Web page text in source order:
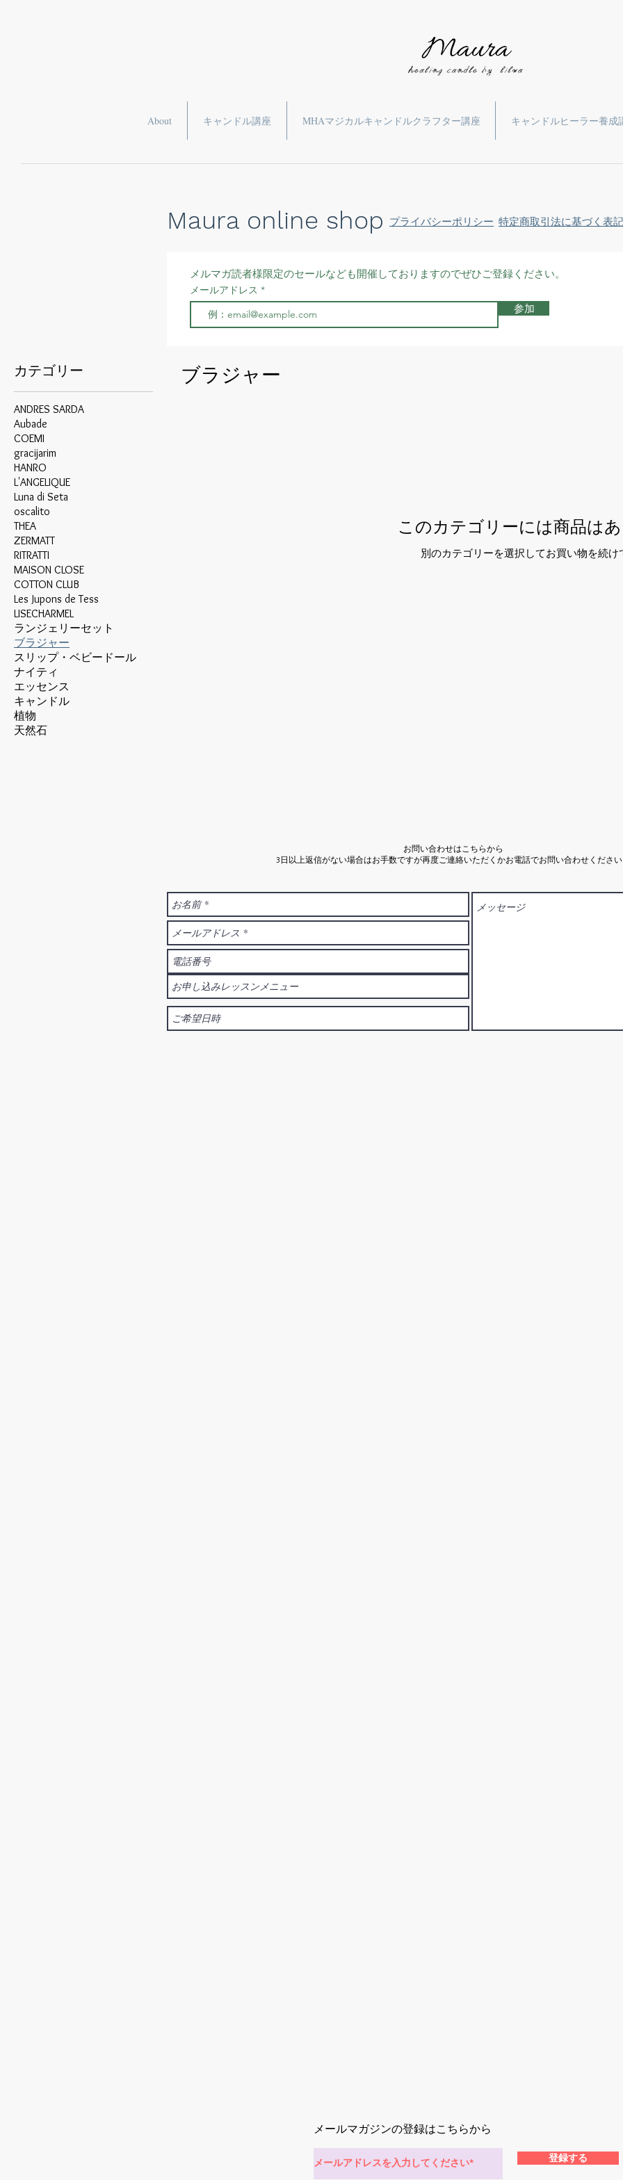
About キャンドル講座 MHAマジカルキャンドルクラフター講座 キャンドルヒーラー養成
Maura online shop プライバシーポリシー 特定商取引法に基づく表記
メルマガ読者様限定のセールなども開催しておりますのでぜひご登録ください。
メールアドレス
参加
カテゴリー
ANDRES SARDA
Aubade
COEMI
gracijarim
HANRO
L'ANGELIQUE
Luna di Seta
oscalito
THEA
ZERMATT
RITRATTI
MAISON CLOSE
COTTON CLUB
Les Jupons de Tess
LISECHARMEL
ランジェリーセット
ブラジャー
スリップ・ベビードール
ナイティ
エッセンス
キャンドル
植物
天然石
ブラジャー
このカテゴリーには商品は
別のカテゴリーを選択してお買い物を続け
お問い合わせはこちらから
3日以上返信がない場合はお手数ですが再度ご連絡いただくかお電話でお問い合わせくださ
メールマガジンの登録はこちらから
登録する